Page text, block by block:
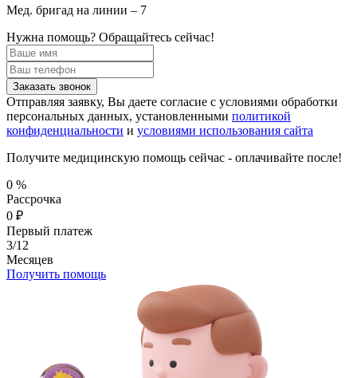
Мед. бригад на линии – 7
Нужна помощь? Обращайтесь сейчас!
Заказать звонок
Отправляя заявку, Вы даете согласие с условиями обработки
персональных данных, установленными политикой
конфиденциальности и условиями использования сайта
Получите медицинскую помощь сейчас - оплачивайте после!
0 %
Рассрочка
0 ₽
Первый платеж
3/12
Месяцев
Получить помощь